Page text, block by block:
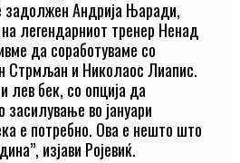
задолжен Андрија Њаради,
легендарниот тренер Ненад
да соработуваме со
Стрмљан и Николаос Лиапис.
лев бек, со опција да
во јануари
е потребно. Ова е нешто што
изјави Ројевиќ.